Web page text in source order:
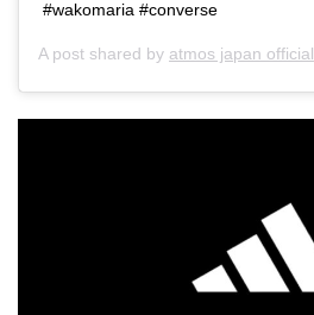
#wakomaria #converse
A post shared by atmos japan official